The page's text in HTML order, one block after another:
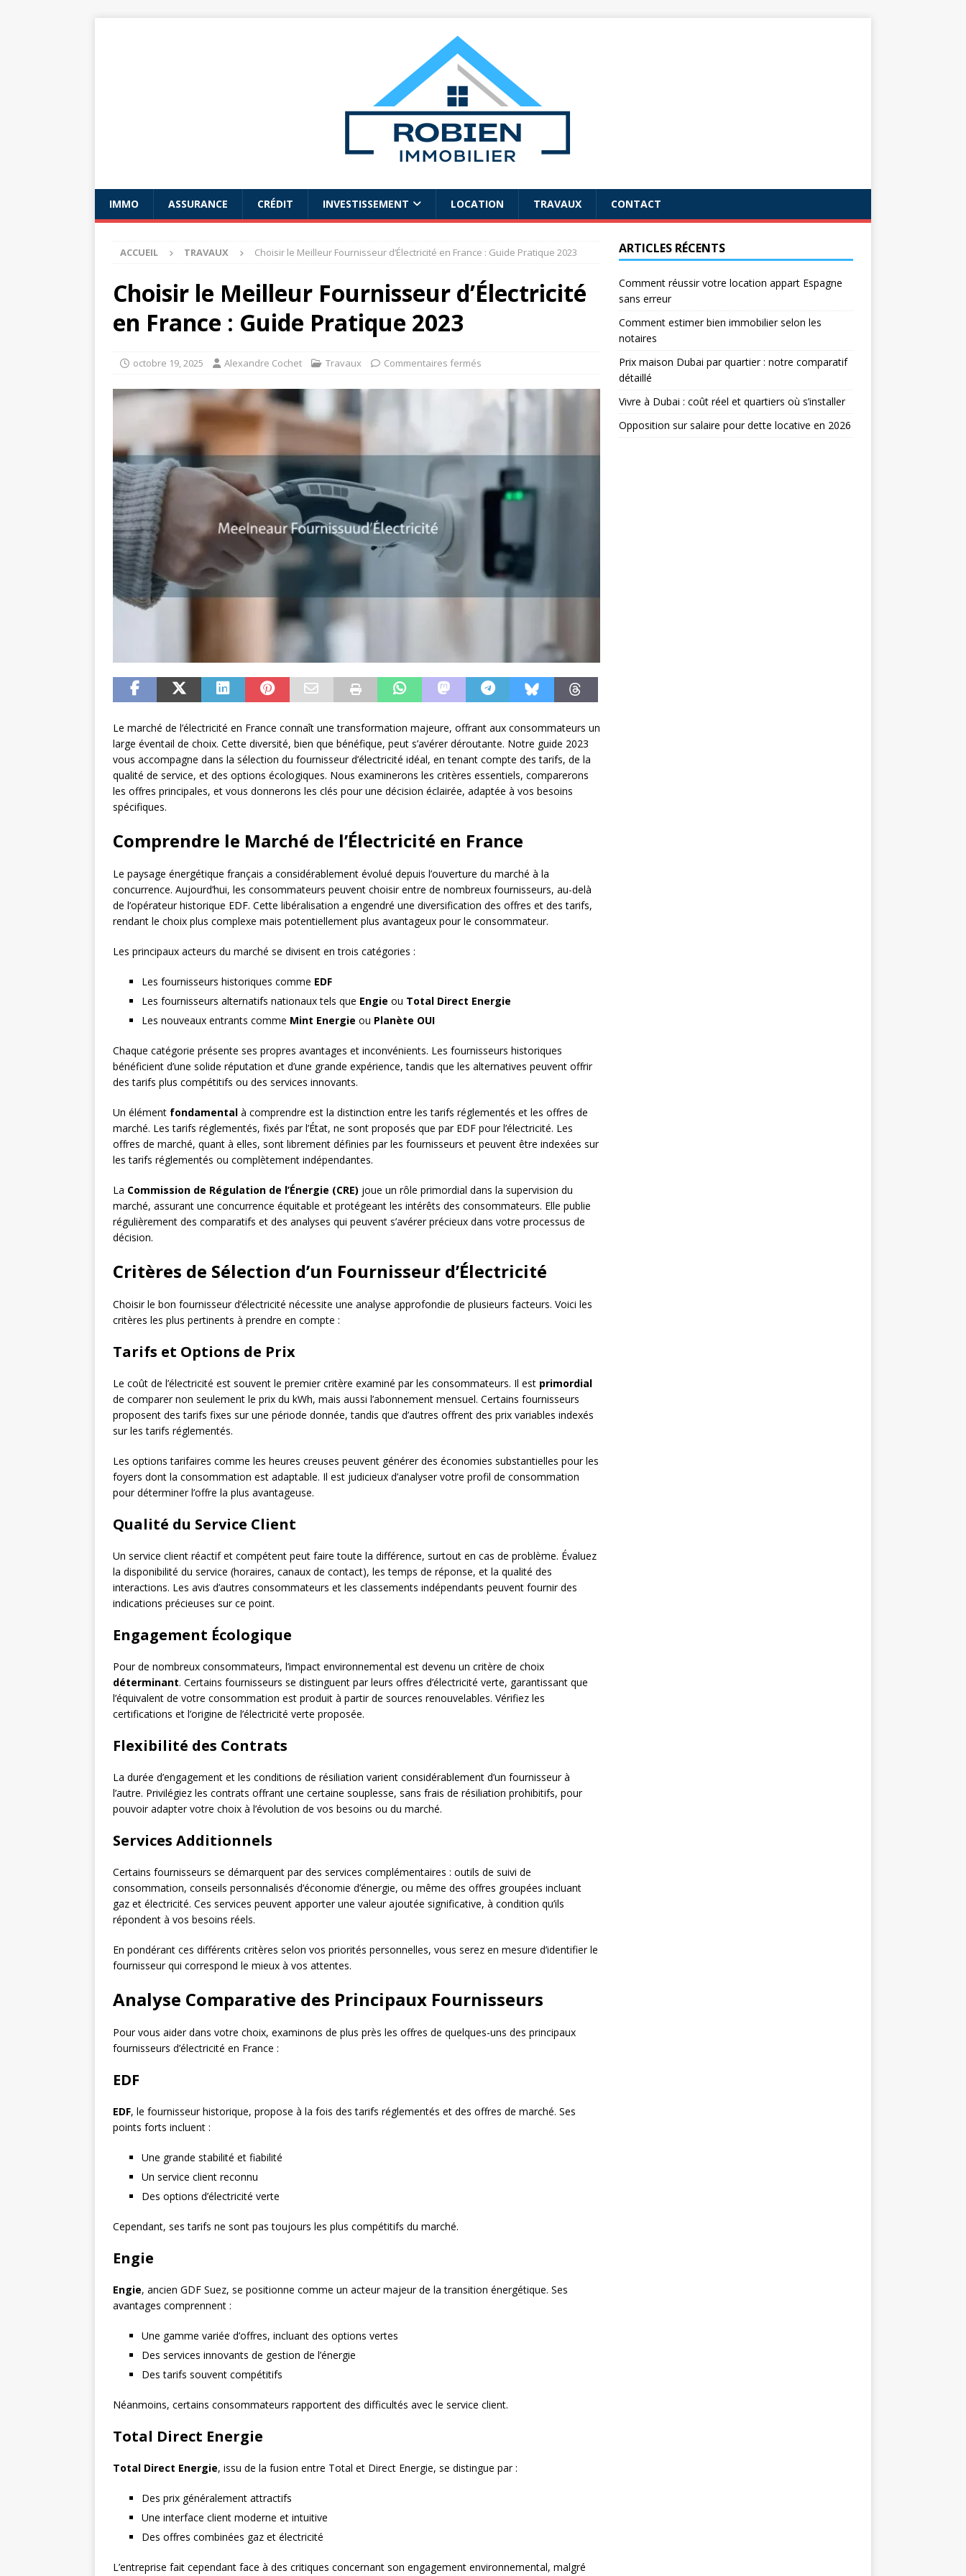
IMMO ASSURANCE CRÉDIT INVESTISSEMENT LOCATION TRAVAUX CONTACT
ACCUEIL TRAVAUX Choisir le Meilleur Fournisseur d’Électricité en France : Guide Pratique 2023
Choisir le Meilleur Fournisseur d’Électricité
en France : Guide Pratique 2023
octobre 19, 2025 Alexandre Cochet Travaux Commentaires fermés
Le marché de l’électricité en France connaît une transformation majeure, offrant aux consommateurs un
large éventail de choix. Cette diversité, bien que bénéfique, peut s’avérer déroutante. Notre guide 2023
vous accompagne dans la sélection du fournisseur d’électricité idéal, en tenant compte des tarifs, de la
qualité de service, et des options écologiques. Nous examinerons les critères essentiels, comparerons
les offres principales, et vous donnerons les clés pour une décision éclairée, adaptée à vos besoins
spécifiques.
Comprendre le Marché de l’Électricité en France
Le paysage énergétique français a considérablement évolué depuis l’ouverture du marché à la
concurrence. Aujourd’hui, les consommateurs peuvent choisir entre de nombreux fournisseurs, au-delà
de l’opérateur historique EDF. Cette libéralisation a engendré une diversification des offres et des tarifs,
rendant le choix plus complexe mais potentiellement plus avantageux pour le consommateur.
Les principaux acteurs du marché se divisent en trois catégories :
Les fournisseurs historiques comme EDF
Les fournisseurs alternatifs nationaux tels que Engie ou Total Direct Energie
Les nouveaux entrants comme Mint Energie ou Planète OUI
Chaque catégorie présente ses propres avantages et inconvénients. Les fournisseurs historiques
bénéficient d’une solide réputation et d’une grande expérience, tandis que les alternatives peuvent offrir
des tarifs plus compétitifs ou des services innovants.
Un élément fondamental à comprendre est la distinction entre les tarifs réglementés et les offres de
marché. Les tarifs réglementés, fixés par l’État, ne sont proposés que par EDF pour l’électricité. Les
offres de marché, quant à elles, sont librement définies par les fournisseurs et peuvent être indexées sur
les tarifs réglementés ou complètement indépendantes.
La Commission de Régulation de l’Énergie (CRE) joue un rôle primordial dans la supervision du
marché, assurant une concurrence équitable et protégeant les intérêts des consommateurs. Elle publie
régulièrement des comparatifs et des analyses qui peuvent s’avérer précieux dans votre processus de
décision.
Critères de Sélection d’un Fournisseur d’Électricité
Choisir le bon fournisseur d’électricité nécessite une analyse approfondie de plusieurs facteurs. Voici les
critères les plus pertinents à prendre en compte :
Tarifs et Options de Prix
Le coût de l’électricité est souvent le premier critère examiné par les consommateurs. Il est primordial
de comparer non seulement le prix du kWh, mais aussi l’abonnement mensuel. Certains fournisseurs
proposent des tarifs fixes sur une période donnée, tandis que d’autres offrent des prix variables indexés
sur les tarifs réglementés.
Les options tarifaires comme les heures creuses peuvent générer des économies substantielles pour les
foyers dont la consommation est adaptable. Il est judicieux d’analyser votre profil de consommation
pour déterminer l’offre la plus avantageuse.
Qualité du Service Client
Un service client réactif et compétent peut faire toute la différence, surtout en cas de problème. Évaluez
la disponibilité du service (horaires, canaux de contact), les temps de réponse, et la qualité des
interactions. Les avis d’autres consommateurs et les classements indépendants peuvent fournir des
indications précieuses sur ce point.
Engagement Écologique
Pour de nombreux consommateurs, l’impact environnemental est devenu un critère de choix
déterminant. Certains fournisseurs se distinguent par leurs offres d’électricité verte, garantissant que
l’équivalent de votre consommation est produit à partir de sources renouvelables. Vérifiez les
certifications et l’origine de l’électricité verte proposée.
Flexibilité des Contrats
La durée d’engagement et les conditions de résiliation varient considérablement d’un fournisseur à
l’autre. Privilégiez les contrats offrant une certaine souplesse, sans frais de résiliation prohibitifs, pour
pouvoir adapter votre choix à l’évolution de vos besoins ou du marché.
Services Additionnels
Certains fournisseurs se démarquent par des services complémentaires : outils de suivi de
consommation, conseils personnalisés d’économie d’énergie, ou même des offres groupées incluant
gaz et électricité. Ces services peuvent apporter une valeur ajoutée significative, à condition qu’ils
répondent à vos besoins réels.
En pondérant ces différents critères selon vos priorités personnelles, vous serez en mesure d’identifier le
fournisseur qui correspond le mieux à vos attentes.
Analyse Comparative des Principaux Fournisseurs
Pour vous aider dans votre choix, examinons de plus près les offres de quelques-uns des principaux
fournisseurs d’électricité en France :
EDF
EDF, le fournisseur historique, propose à la fois des tarifs réglementés et des offres de marché. Ses
points forts incluent :
Une grande stabilité et fiabilité
Un service client reconnu
Des options d’électricité verte
Cependant, ses tarifs ne sont pas toujours les plus compétitifs du marché.
Engie
Engie, ancien GDF Suez, se positionne comme un acteur majeur de la transition énergétique. Ses
avantages comprennent :
Une gamme variée d’offres, incluant des options vertes
Des services innovants de gestion de l’énergie
Des tarifs souvent compétitifs
Néanmoins, certains consommateurs rapportent des difficultés avec le service client.
Total Direct Energie
Total Direct Energie, issu de la fusion entre Total et Direct Energie, se distingue par :
Des prix généralement attractifs
Une interface client moderne et intuitive
Des offres combinées gaz et électricité
L’entreprise fait cependant face à des critiques concernant son engagement environnemental, malgré
ARTICLES RÉCENTS
Comment réussir votre location appart Espagne
sans erreur
Comment estimer bien immobilier selon les
notaires
Prix maison Dubai par quartier : notre comparatif
détaillé
Vivre à Dubai : coût réel et quartiers où s’installer
Opposition sur salaire pour dette locative en 2026